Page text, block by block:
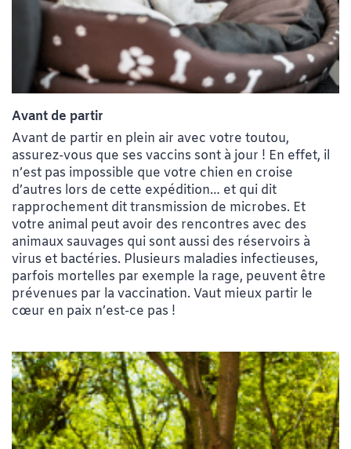
Avant de partir
Avant de partir en plein air avec votre toutou,
assurez-vous que ses vaccins sont à jour ! En effet, il
n’est pas impossible que votre chien en croise
d’autres lors de cette expédition… et qui dit
rapprochement dit transmission de microbes. Et
votre animal peut avoir des rencontres avec des
animaux sauvages qui sont aussi des réservoirs à
virus et bactéries. Plusieurs maladies infectieuses,
parfois mortelles par exemple la rage, peuvent être
prévenues par la vaccination. Vaut mieux partir le
cœur en paix n’est-ce pas !